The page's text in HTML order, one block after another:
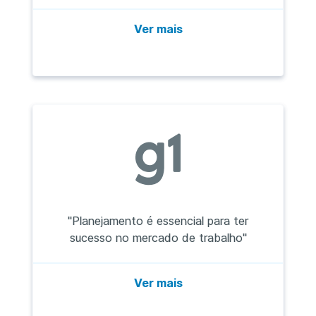
Ver mais
"Planejamento é essencial para ter
sucesso no mercado de trabalho"
Ver mais